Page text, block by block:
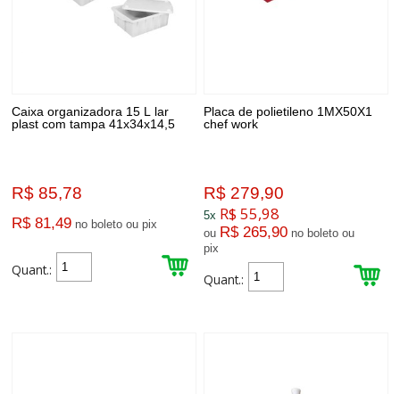
Caixa organizadora 15 L lar
plast com tampa 41x34x14,5
R$ 85,78
R$ 81,49 no boleto ou pix
Quant.:
Placa de polietileno 1MX50X1
chef work
R$ 279,90
5x R$ 55,98
ou R$ 265,90 no boleto ou
pix
Quant.: